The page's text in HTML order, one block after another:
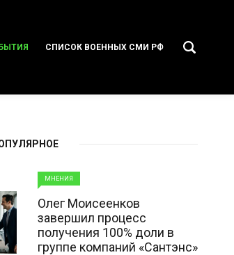
СПИСОК ВОЕННЫХ СМИ РФ
МНЕНИЯ
Олег Моисеенков
завершил процесс
получения 100% доли в
группе компаний «Сантэнс»